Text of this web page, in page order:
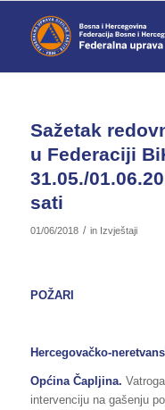
Sažetak
u Federaciji
31.05./
sati
01/06/2018 / in Izvještaji
POŽARI
Hercegovačko-
Općina Čapljina.
intervenciju na gašenju